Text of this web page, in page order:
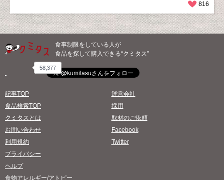
816
食事制限をしている人が
食品を探して購入できる“クミタス”
58,377
記事TOP
食品検索TOP
クミタスとは
お問い合わせ
利用規約
プライバシー
ヘルプ
食物アレルギー/アトピー
運営会社
採用
取材のご依頼
Facebook
Twitter